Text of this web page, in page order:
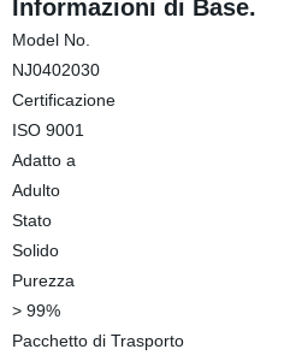
Informazioni di Base.
Model No.
NJ0402030
Certificazione
ISO 9001
Adatto a
Adulto
Stato
Solido
Purezza
> 99%
Pacchetto di Trasporto